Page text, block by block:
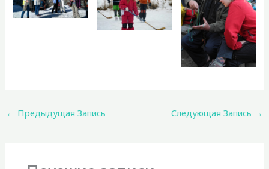
← Предыдущая Запись Следующая Запись →